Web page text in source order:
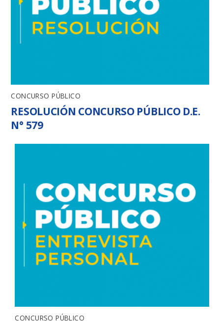
CONCURSO PÚBLICO
RESOLUCIÓN CONCURSO PÚBLICO D.E.
N° 579
CONCURSO PÚBLICO